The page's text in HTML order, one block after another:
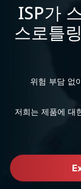
ISP가
스로틀
위험 부담 없
저희는 제품에 대